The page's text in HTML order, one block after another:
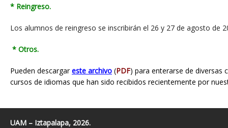
* Reingreso.
Los alumnos de reingreso se inscribirán el 26 y 27 de agosto de
* Otros.
Pueden descargareste archivo (PDF) para enterarse de diversas
cursos de idiomas que han sido recibidos recientemente por
UAM – Iztapalapa, 2026.